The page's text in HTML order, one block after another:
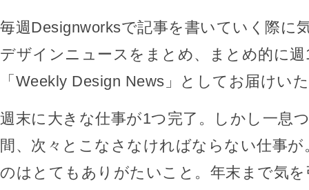
毎週Designworksで記事を書いていく際に
デザインニュースをまとめ、まとめ的に週
「Weekly Design News」としてお届けい
週末に大きな仕事が1つ完了。しかし一息
間、次々とこなさなければならない仕事
のはとてもありがたいこと。年末まで気